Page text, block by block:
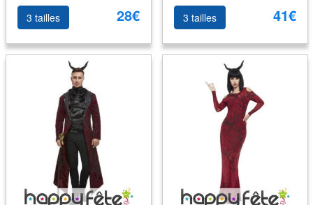
3 tailles 28€ 3 tailles 41€